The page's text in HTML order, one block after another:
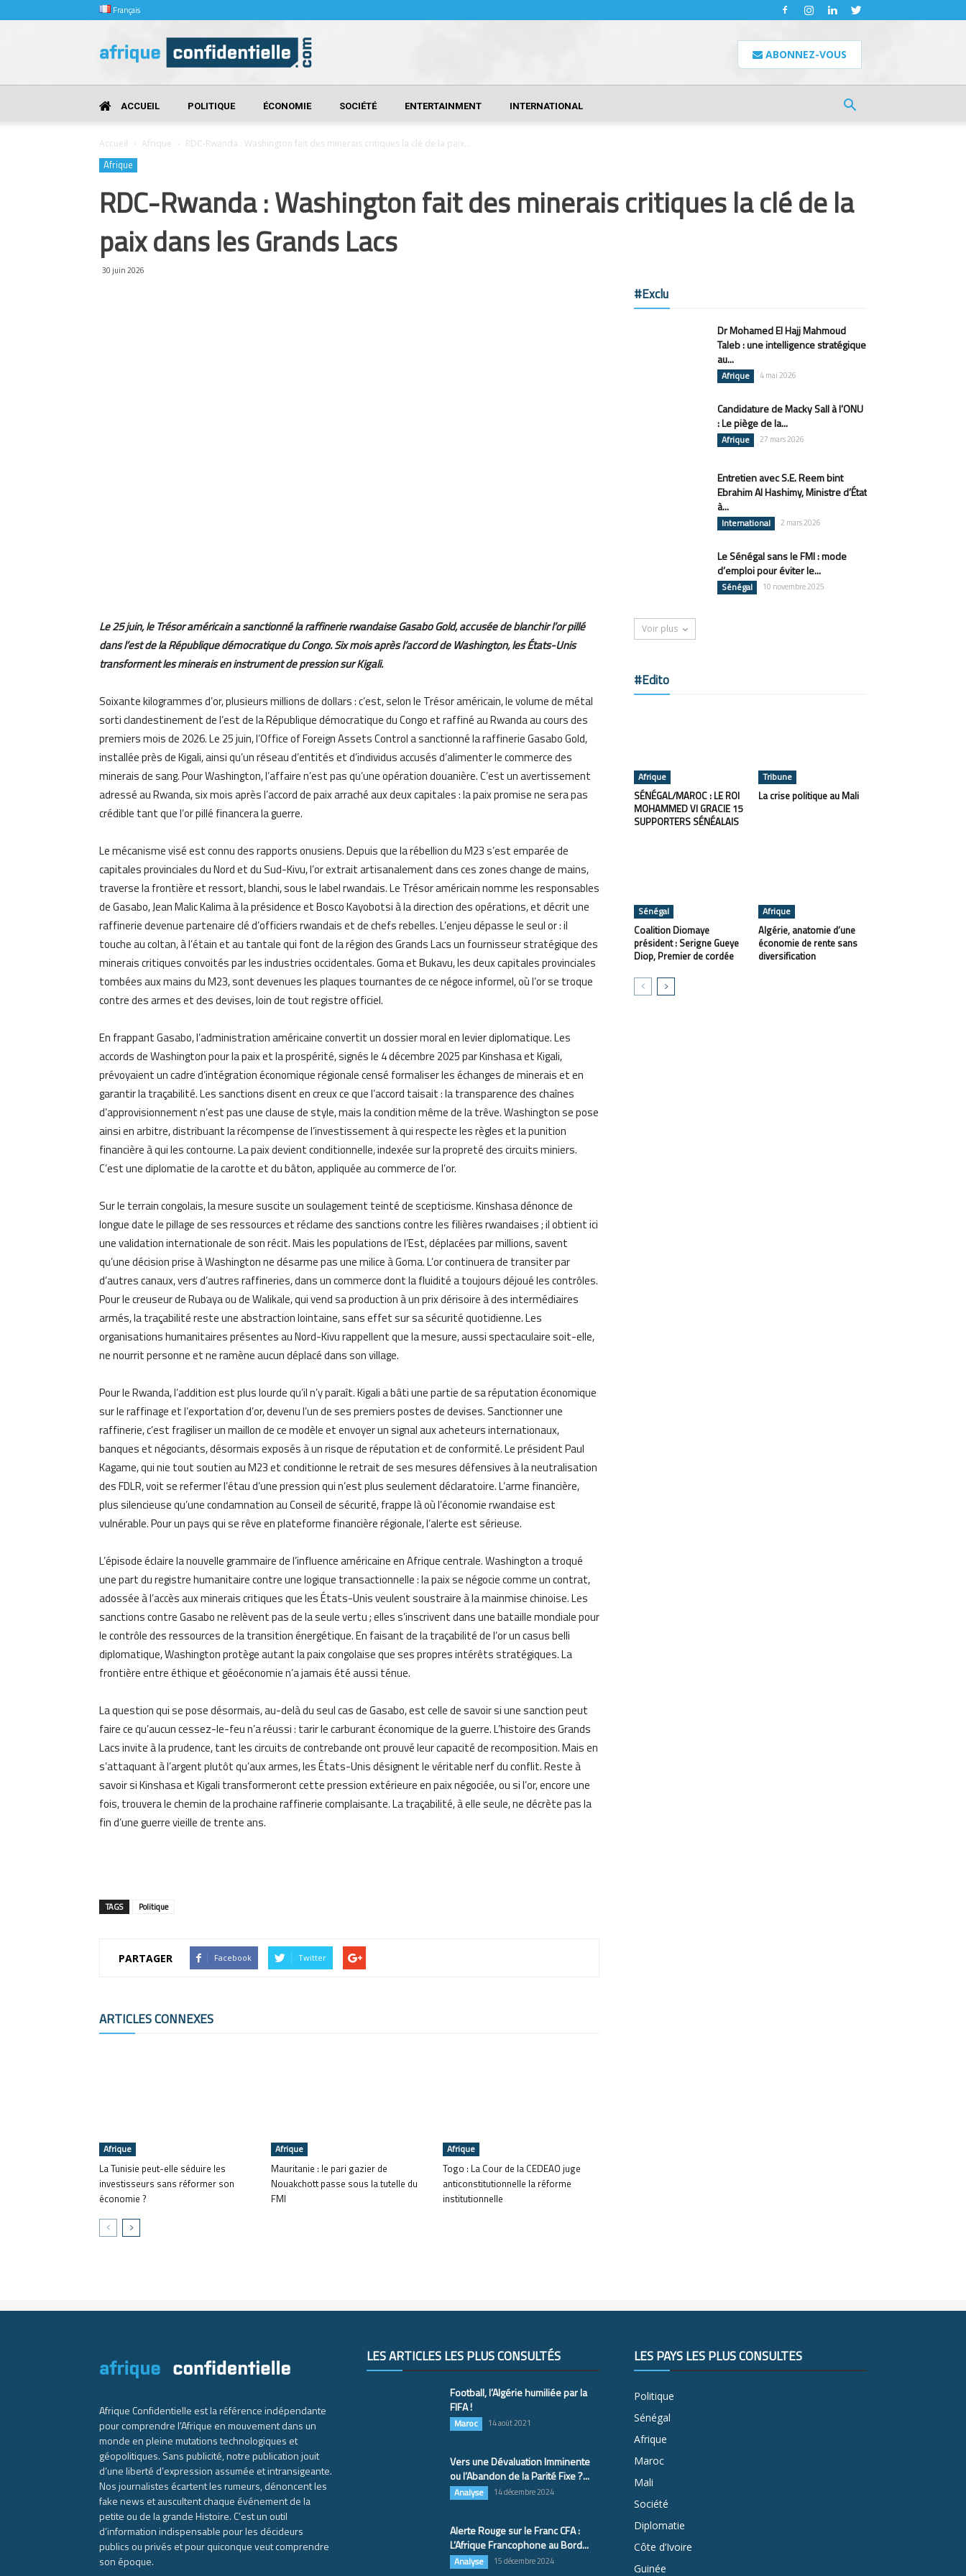
Français
Confidentielle
ABONNEZ-VOUS
ACCUEIL POLITIQUE ÉCONOMIE SOCIÉTÉ ENTERTAINMENT INTERNATIONAL
Accueil Afrique RDC-Rwanda : Washington fait des minerais critiques la clé de la paix...
Afrique
RDC-Rwanda : Washington fait des minerais critiques la clé de la
paix dans les Grands Lacs
30 juin 2026
Le 25 juin, le Trésor américain a sanctionné la raffinerie rwandaise Gasabo Gold, accusée de blanchir l’or pillé
dans l’est de la République démocratique du Congo. Six mois après l’accord de Washington, les États-Unis
transforment les minerais en instrument de pression sur Kigali.
Soixante kilogrammes d’or, plusieurs millions de dollars : c’est, selon le Trésor américain, le volume de métal
sorti clandestinement de l’est de la République démocratique du Congo et raffiné au Rwanda au cours des
premiers mois de 2026. Le 25 juin, l’Office of Foreign Assets Control a sanctionné la raffinerie Gasabo Gold,
installée près de Kigali, ainsi qu’un réseau d’entités et d’individus accusés d’alimenter le commerce des
minerais de sang. Pour Washington, l’affaire n’est pas qu’une opération douanière. C’est un avertissement
adressé au Rwanda, six mois après l’accord de paix arraché aux deux capitales : la paix promise ne sera pas
crédible tant que l’or pillé financera la guerre.
Le mécanisme visé est connu des rapports onusiens. Depuis que la rébellion du M23 s’est emparée de
capitales provinciales du Nord et du Sud-Kivu, l’or extrait artisanalement dans ces zones change de mains,
traverse la frontière et ressort, blanchi, sous le label rwandais. Le Trésor américain nomme les responsables
de Gasabo, Jean Malic Kalima à la présidence et Bosco Kayobotsi à la direction des opérations, et décrit une
raffinerie devenue partenaire clé d’officiers rwandais et de chefs rebelles. L’enjeu dépasse le seul or : il
touche au coltan, à l’étain et au tantale qui font de la région des Grands Lacs un fournisseur stratégique des
minerais critiques convoités par les industries occidentales. Goma et Bukavu, les deux capitales provinciales
tombées aux mains du M23, sont devenues les plaques tournantes de ce négoce informel, où l’or se troque
contre des armes et des devises, loin de tout registre officiel.
En frappant Gasabo, l’administration américaine convertit un dossier moral en levier diplomatique. Les
accords de Washington pour la paix et la prospérité, signés le 4 décembre 2025 par Kinshasa et Kigali,
prévoyaient un cadre d’intégration économique régionale censé formaliser les échanges de minerais et en
garantir la traçabilité. Les sanctions disent en creux ce que l’accord taisait : la transparence des chaînes
d’approvisionnement n’est pas une clause de style, mais la condition même de la trêve. Washington se pose
ainsi en arbitre, distribuant la récompense de l’investissement à qui respecte les règles et la punition
financière à qui les contourne. La paix devient conditionnelle, indexée sur la propreté des circuits miniers.
C’est une diplomatie de la carotte et du bâton, appliquée au commerce de l’or.
Sur le terrain congolais, la mesure suscite un soulagement teinté de scepticisme. Kinshasa dénonce de
longue date le pillage de ses ressources et réclame des sanctions contre les filières rwandaises ; il obtient ici
une validation internationale de son récit. Mais les populations de l’Est, déplacées par millions, savent
qu’une décision prise à Washington ne désarme pas une milice à Goma. L’or continuera de transiter par
d’autres canaux, vers d’autres raffineries, dans un commerce dont la fluidité a toujours déjoué les contrôles.
Pour le creuseur de Rubaya ou de Walikale, qui vend sa production à un prix dérisoire à des intermédiaires
armés, la traçabilité reste une abstraction lointaine, sans effet sur sa sécurité quotidienne. Les
organisations humanitaires présentes au Nord-Kivu rappellent que la mesure, aussi spectaculaire soit-elle,
ne nourrit personne et ne ramène aucun déplacé dans son village.
Pour le Rwanda, l’addition est plus lourde qu’il n’y paraît. Kigali a bâti une partie de sa réputation économique
sur le raffinage et l’exportation d’or, devenu l’un de ses premiers postes de devises. Sanctionner une
raffinerie, c’est fragiliser un maillon de ce modèle et envoyer un signal aux acheteurs internationaux,
banques et négociants, désormais exposés à un risque de réputation et de conformité. Le président Paul
Kagame, qui nie tout soutien au M23 et conditionne le retrait de ses mesures défensives à la neutralisation
des FDLR, voit se refermer l’étau d’une pression qui n’est plus seulement déclaratoire. L’arme financière,
plus silencieuse qu’une condamnation au Conseil de sécurité, frappe là où l’économie rwandaise est
vulnérable. Pour un pays qui se rêve en plateforme financière régionale, l’alerte est sérieuse.
L’épisode éclaire la nouvelle grammaire de l’influence américaine en Afrique centrale. Washington a troqué
une part du registre humanitaire contre une logique transactionnelle : la paix se négocie comme un contrat,
adossée à l’accès aux minerais critiques que les États-Unis veulent soustraire à la mainmise chinoise. Les
sanctions contre Gasabo ne relèvent pas de la seule vertu ; elles s’inscrivent dans une bataille mondiale pour
le contrôle des ressources de la transition énergétique. En faisant de la traçabilité de l’or un casus belli
diplomatique, Washington protège autant la paix congolaise que ses propres intérêts stratégiques. La
frontière entre éthique et géoéconomie n’a jamais été aussi ténue.
La question qui se pose désormais, au-delà du seul cas de Gasabo, est celle de savoir si une sanction peut
faire ce qu’aucun cessez-le-feu n’a réussi : tarir le carburant économique de la guerre. L’histoire des Grands
Lacs invite à la prudence, tant les circuits de contrebande ont prouvé leur capacité de recomposition. Mais en
s’attaquant à l’argent plutôt qu’aux armes, les États-Unis désignent le véritable nerf du conflit. Reste à
savoir si Kinshasa et Kigali transformeront cette pression extérieure en paix négociée, ou si l’or, encore une
fois, trouvera le chemin de la prochaine raffinerie complaisante. La traçabilité, à elle seule, ne décrète pas la
fin d’une guerre vieille de trente ans.
TAGS Politique
PARTAGER Facebook Twitter
ARTICLES CONNEXES
Afrique
La Tunisie peut-elle séduire les
investisseurs sans réformer son
économie ?
Afrique
Mauritanie : le pari gazier de
Nouakchott passe sous la tutelle du
FMI
Afrique
Togo : La Cour de la CEDEAO juge
anticonstitutionnelle la réforme
institutionnelle
#Exclu
Dr Mohamed El Hajj Mahmoud
Taleb : une intelligence stratégique
au...
Afrique 4 mai 2026
Candidature de Macky Sall à l’ONU
: Le piège de la...
Afrique 27 mars 2026
Entretien avec S.E. Reem bint
Ebrahim Al Hashimy, Ministre d’État
à...
International 2 mars 2026
Le Sénégal sans le FMI : mode
d’emploi pour éviter le...
Sénégal 10 novembre 2025
Voir plus
#Edito
Afrique
SÉNÉGAL/MAROC : LE ROI
MOHAMMED VI GRACIE 15
SUPPORTERS SÉNÉALAIS
Tribune
La crise politique au Mali
Sénégal
Coalition Diomaye
président : Serigne Gueye
Diop, Premier de cordée
Afrique
Algérie, anatomie d’une
économie de rente sans
diversification
Afrique Confidentielle est la référence indépendante
pour comprendre l’Afrique en mouvement dans un
monde en pleine mutations technologiques et
géopolitiques. Sans publicité, notre publication jouit
d’une liberté d’expression assumée et intransigeante.
Nos journalistes écartent les rumeurs, dénoncent les
fake news et auscultent chaque événement de la
petite ou de la grande Histoire. C’est un outil
d’information indispensable pour les décideurs
publics ou privés et pour quiconque veut comprendre
son époque.
LES ARTICLES LES PLUS CONSULTÉS
Football, l’Algérie humiliée par la
FIFA !
Maroc 14 août 2021
Vers une Dévaluation Imminente
ou l’Abandon de la Parité Fixe ?...
Analyse 14 décembre 2024
Alerte Rouge sur le Franc CFA :
L’Afrique Francophone au Bord...
Analyse 15 décembre 2024
LES PAYS LES PLUS CONSULTÉS
Politique
Sénégal
Afrique
Maroc
Mali
Société
Diplomatie
Côte d’Ivoire
Guinée